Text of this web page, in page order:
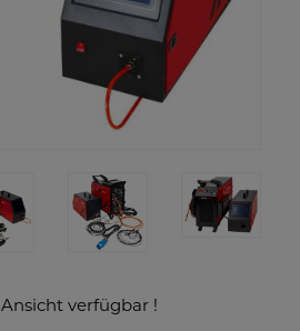
Ansicht verfügbar !